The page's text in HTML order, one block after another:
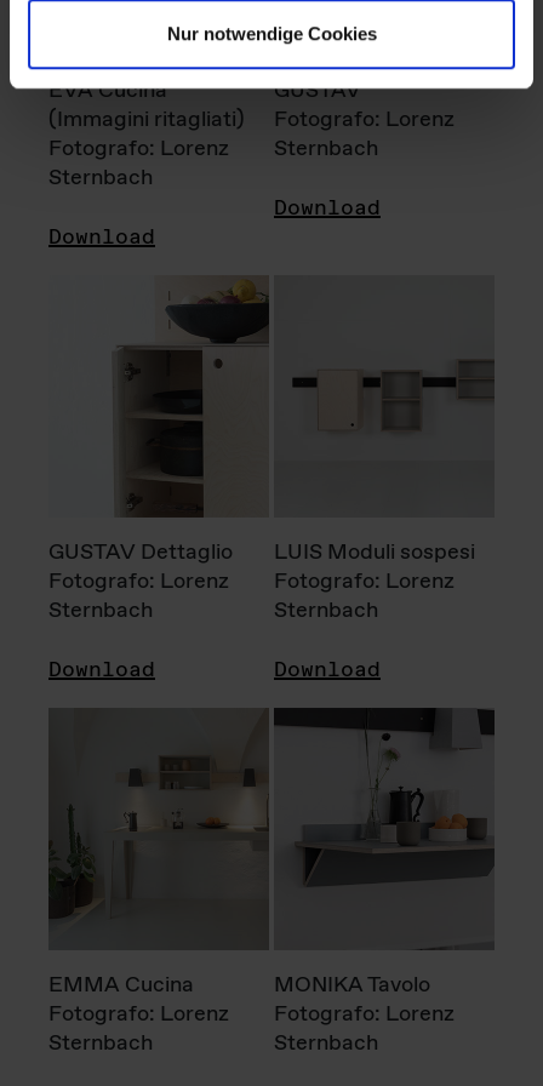
Nur notwendige Cookies
EVA Cucina
(Immagini ritagliati)
Fotografo: Lorenz
Sternbach
Download
GUSTAV
Fotografo: Lorenz
Sternbach
Download
GUSTAV Dettaglio
Fotografo: Lorenz
Sternbach
Download
LUIS Moduli sospesi
Fotografo: Lorenz
Sternbach
Download
EMMA Cucina
Fotografo: Lorenz
Sternbach
MONIKA Tavolo
Fotografo: Lorenz
Sternbach